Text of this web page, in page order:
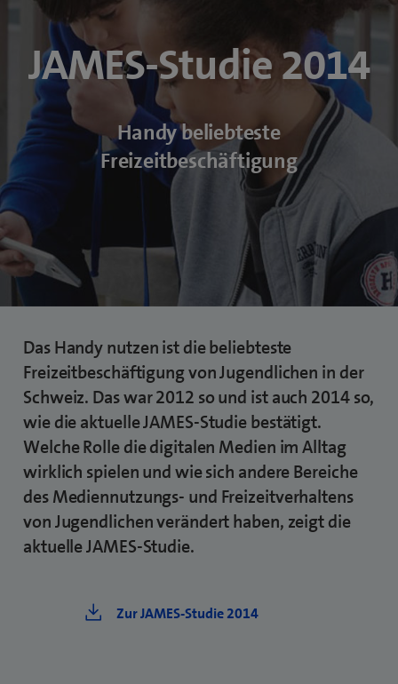
JAMES-Studie 2014
Handy beliebteste
Freizeitbeschäftigung
Das Handy nutzen ist die beliebteste
Freizeitbeschäftigung von Jugendlichen in der
Schweiz. Das war 2012 so und ist auch 2014 so,
wie die aktuelle JAMES-Studie bestätigt.
Welche Rolle die digitalen Medien im Alltag
wirklich spielen und wie sich andere Bereiche
des Mediennutzungs- und Freizeitverhaltens
von Jugendlichen verändert haben, zeigt die
aktuelle JAMES-Studie.
Zur JAMES-Studie 2014